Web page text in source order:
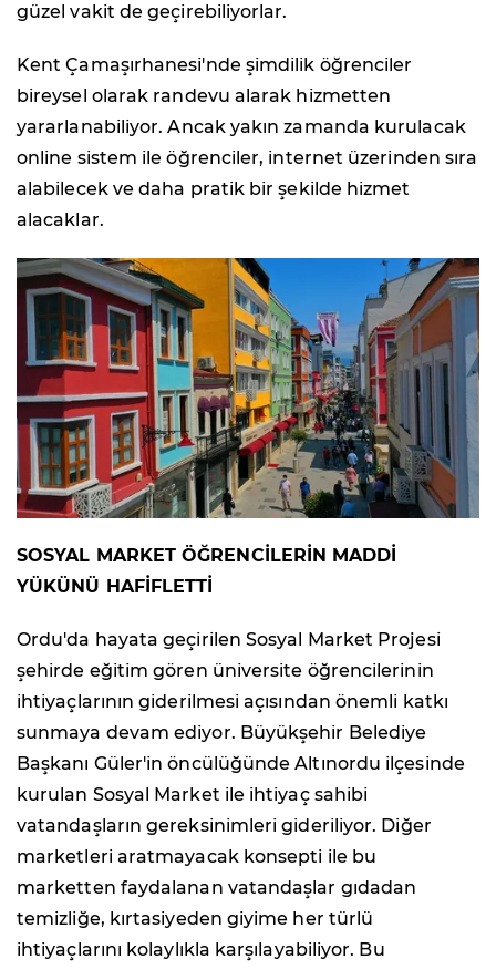
güzel vakit de geçirebiliyorlar.
Kent Çamaşırhanesi'nde şimdilik öğrenciler
bireysel olarak randevu alarak hizmetten
yararlanabiliyor. Ancak yakın zamanda kurulacak
online sistem ile öğrenciler, internet üzerinden sıra
alabilecek ve daha pratik bir şekilde hizmet
alacaklar.
SOSYAL MARKET ÖĞRENCİLERİN MADDİ
YÜKÜNÜ HAFİFLETTİ
Ordu'da hayata geçirilen Sosyal Market Projesi
şehirde eğitim gören üniversite öğrencilerinin
ihtiyaçlarının giderilmesi açısından önemli katkı
sunmaya devam ediyor. Büyükşehir Belediye
Başkanı Güler'in öncülüğünde Altınordu ilçesinde
kurulan Sosyal Market ile ihtiyaç sahibi
vatandaşların gereksinimleri gideriliyor. Diğer
marketleri aratmayacak konsepti ile bu
marketten faydalanan vatandaşlar gıdadan
temizliğe, kırtasiyeden giyime her türlü
ihtiyaçlarını kolaylıkla karşılayabiliyor. Bu